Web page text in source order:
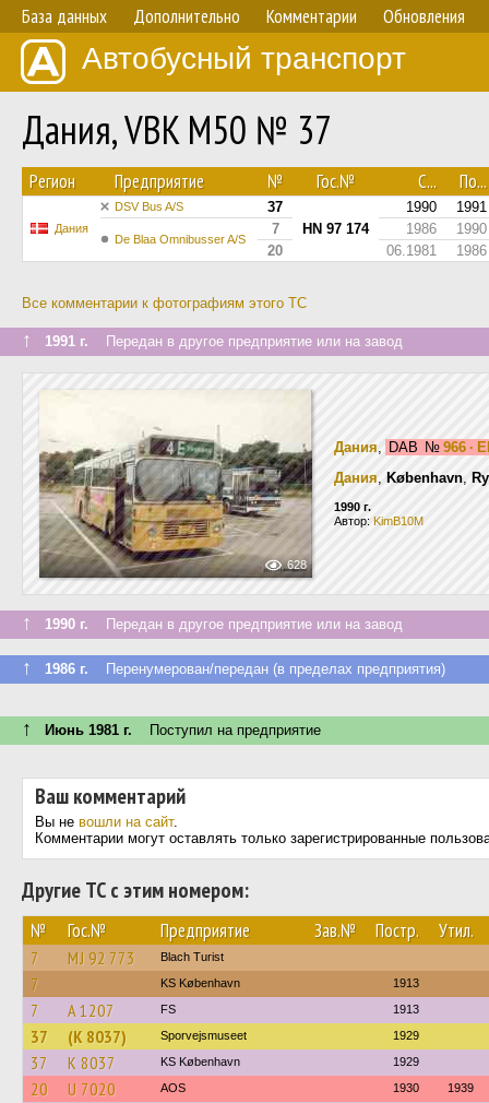
База данных Дополнительно Комментарии Обновления
Автобусный транспорт
Дания, VBK M50 № 37
Регион Предприятие № Гос.№ С... По...
Дания
DSV Bus A/S
37
HN 97 174
1990 1991
De Blaa Omnibusser A/S
7 1986
1990
20
06.1981 1986
Все комментарии к фотографиям этого ТС
↑ 1991 г. Передан в другое предприятие или на завод
628
Дания, DAB № 966 ·
Дания, København,
1990 г.
Автор: KimB10M
↑ 1990 г. Передан в другое предприятие или на завод
↑ 1986 г. Перенумерован/передан (в пределах предприятия)
↑ Июнь 1981 г. Поступил на предприятие
Ваш комментарий
Вы не вошли на сайт.
Комментарии могут оставлять только зарегистрированные
Другие ТС с этим номером:
№ Гос.№ Предприятие Зав.№ Постр. Утил.
7 MJ 92 773 Blach Turist
7 KS København 1913
7 A 1207 FS 1913
37 (K 8037) Sporvejsmuseet 1929
37 K 8037 KS København 1929
20 U 7020 AOS 1930 1939